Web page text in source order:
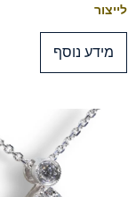
לייצור
מידע נוסף